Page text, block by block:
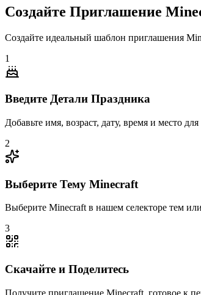
Создайте Приглашение
Создайте идеальный шаблон приглашения
1
Введите Детали Праздника
Добавьте имя, возраст, дату, время и место
2
Выберите Тему Minecraft
Выберите Minecraft в нашем селекторе тем
3
Скачайте и Поделитесь
Получите приглашение Minecraft, готовое к